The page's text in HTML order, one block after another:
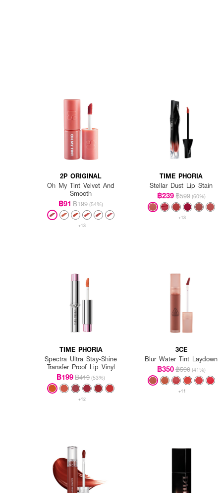
2P ORIGINAL
Oh My Tint Velvet And
Smooth
฿91 ฿199 (54%)
+13
TIME PHORIA
Stellar Dust Lip Stain
฿239฿599 (60%)
+13
TIME PHORIA
Spectra Ultra Stay-Shine
Transfer Proof Lip Vinyl
฿199฿419 (53%)
+12
3CE
Blur Water Tint Laydown
฿350฿590 (41%)
+11